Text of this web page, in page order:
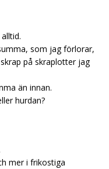
som jag förlorar,
på skraplotter jag
än innan.
hurdan?
mer i frikostiga